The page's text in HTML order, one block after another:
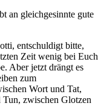
an gleichgesinnte gute
entschuldigt bitte,
Zeit wenig bei Euch
Aber jetzt drängt es
zum
Wort und Tat,
zwischen Glotzen